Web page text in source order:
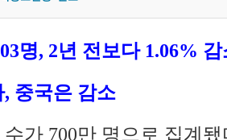
명, 2년 전보다 1.06% 감
, 중국은 감소
수가 700만 명으로 집계됐